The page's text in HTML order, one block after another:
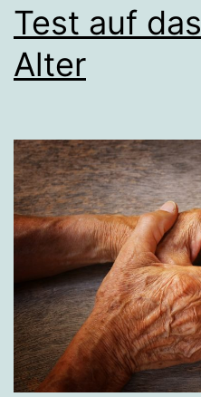
Test auf
Alter